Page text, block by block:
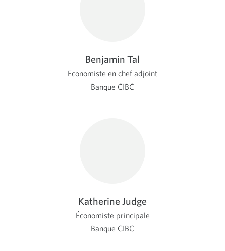
Benjamin Tal
Economiste en chef adjoint
Banque CIBC
Katherine Judge
Économiste principale
Banque CIBC